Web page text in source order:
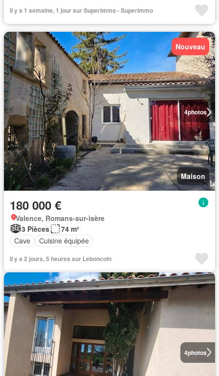
Il y a 1 semaine, 1 jour sur Superimmo - Superimmo
4photos
Nouveau
Maison
180 000 €
Valence, Romans-sur-isère
3 Pièces
74 m²
Cave
Cuisine équipée
Il y a 2 jours, 5 heures sur Leboncoin
4photos